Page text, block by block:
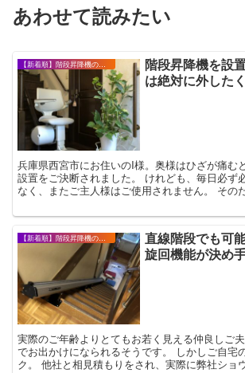
あわせて読みたい
【新着順】階段昇降機の設置事例・お客様の声
階段昇降機を設
は絶対に外した
兵庫県西宮市にお住いのI様。奥様はひざが痛む
設置をご決断されました。 けれども、毎日必ず
なく、またご主人様はご使用されません。 その
【新着順】階段昇降機の設置事例・お客様の声
直線階段でも可
旋回機能が決め
実際のご年齢よりとてもお若く見える仲良しご
でお出かけになられるそうです。 しかしご自宅
ク。 他社と相見積もりをされ、実際に弊社ショ